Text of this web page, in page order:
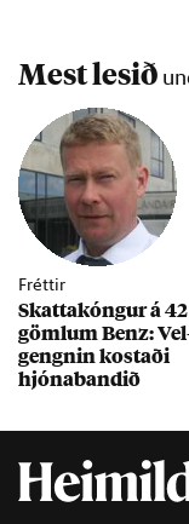
Mest lesið
Fréttir
Skattakóng­ur á
göml­um Benz:
gengn­in kostaði
hjóna­band­ið